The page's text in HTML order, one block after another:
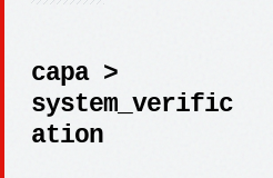
capa >
system_verific
ation